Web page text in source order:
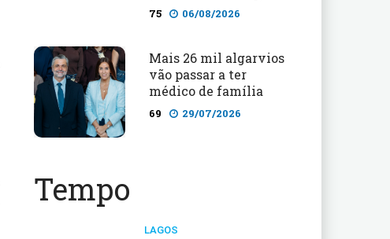
75 06/08/2026
Mais 26 mil algarvios
vão passar a ter
médico de família
69 29/07/2026
Tempo